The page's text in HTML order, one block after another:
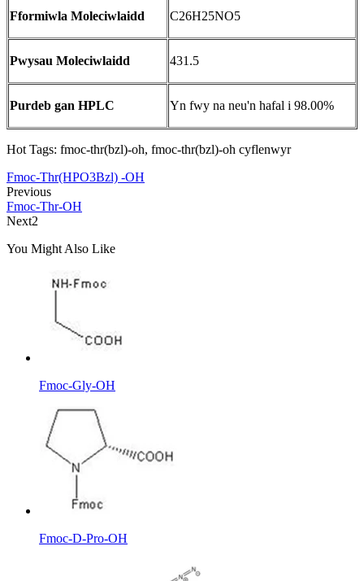
Fformiwla Moleciwlaidd C26H25NO5
Pwysau Moleciwlaidd 431.5
Purdeb gan HPLC Yn fwy na neu'n hafal i 98.00%
Hot Tags: fmoc-thr(bzl)-oh, fmoc-thr(bzl)-oh cyflenwyr
Fmoc-Thr(HPO3Bzl) -OH
Previous
Fmoc-Thr-OH
Next2
You Might Also Like
Fmoc-Gly-OH
Fmoc-D-Pro-OH